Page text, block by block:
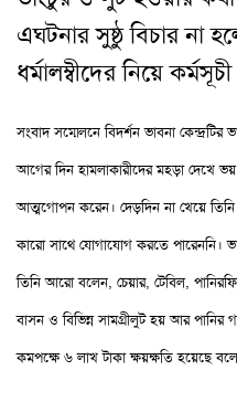
এঘটনার সুষ্ঠু বিচার না
ধর্মালম্বীদের নিয়ে কর্মসূচী
সংবাদ সম্মেলনেবিদর্শন ভাবনা কেন্দ্রটির
আগের দিন হামলাকারীদের মহড়া দেখে
আত্মগোপন করেন। দেড়দিন না খেয়ে
কারো সাথে যোগাযোগ করতে পারেননি।
তিনি আরো বলেন, চেয়ার, টেবিল, পানির
বাসন ও বিভিন্ন সামগ্রীলুট হয় আর পানির
কমপক্ষে৬ লাখ টাকা ক্ষয়ক্ষতি হয়েছে বলে